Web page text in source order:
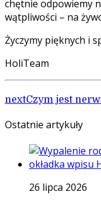
chętnie odpowiemy
wątpliwości – na
Życzymy pięknych i
HoliTeam
nextCzym jest
Ostatnie artykuły
26 lipca 2026